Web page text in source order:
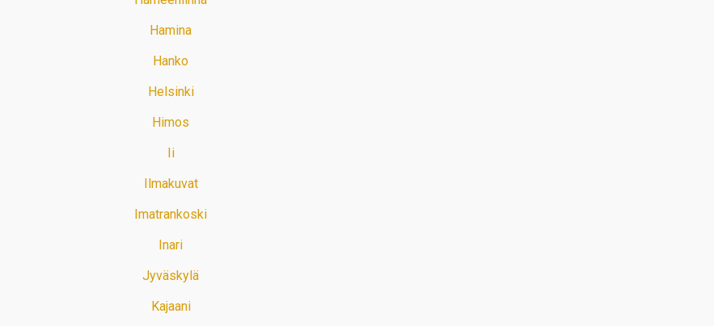
Hamina
Hanko
Helsinki
Himos
Ii
Ilmakuvat
Imatrankoski
Inari
Jyväskylä
Kajaani